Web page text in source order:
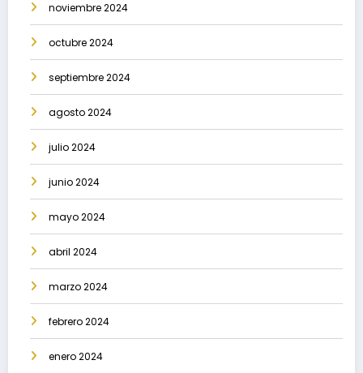
noviembre 2024
octubre 2024
septiembre 2024
agosto 2024
julio 2024
junio 2024
mayo 2024
abril 2024
marzo 2024
febrero 2024
enero 2024